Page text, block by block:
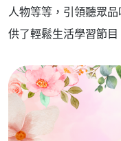
人物等等，引領聽眾
供了輕鬆生活學習節目